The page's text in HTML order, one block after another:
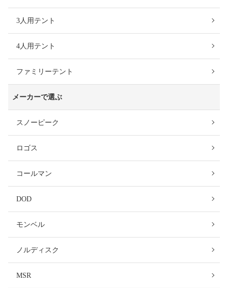
3人用テント
4人用テント
ファミリーテント
メーカーで選ぶ
スノーピーク
ロゴス
コールマン
DOD
モンベル
ノルディスク
MSR